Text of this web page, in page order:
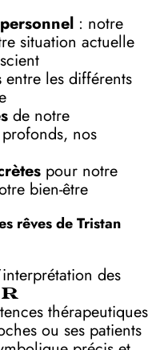
: notre
situation actuelle
entre les différents
de notre
nos
pour notre
bien-être
rêves de Tristan
des
thérapeutiques
ou ses patients